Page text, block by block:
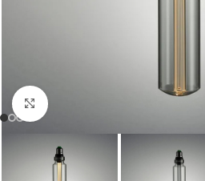
Noklikšķiniet, lai palielinātu